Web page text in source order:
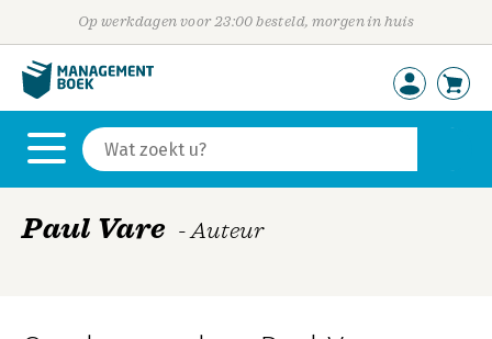
Op werkdagen voor 23:00 besteld, morgen in huis
Paul Vare - Auteur